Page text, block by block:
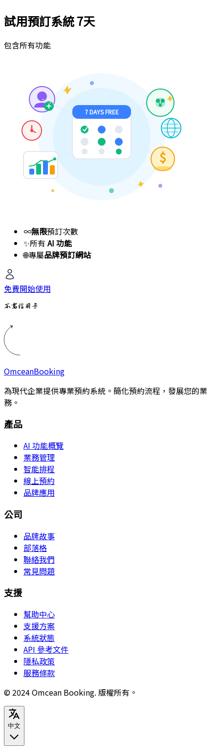
試用預訂系統7天
包含所有功能
7 DAYS FREE
$
∞無限預訂次數
✨所有 AI 功能
🌐專屬品牌預訂網站
免費開始使用
不需信用卡
OmceanBooking
為現代企業提供專業預約系統。簡化預約流程，發展您的業
務。
產品
AI 功能概覽
業務管理
智能排程
線上預約
品牌應用
公司
品牌故事
部落格
聯絡我們
常見問題
支援
幫助中心
支援方案
系統狀態
API 參考文件
隱私政策
服務條款
© 2024 Omcean Booking. 版權所有。
中文